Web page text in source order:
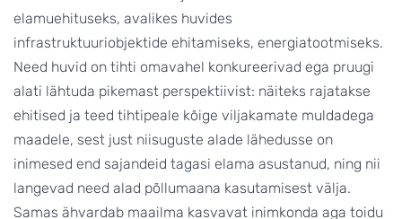
elamuehituseks, avalikes huvides
infrastruktuuriobjektide ehitamiseks, energiatootmiseks.
Need huvid on tihti omavahel konkureerivad ega pruugi
alati lähtuda pikemast perspektiivist: näiteks rajatakse
ehitised ja teed tihtipeale kõige viljakamate muldadega
maadele, sest just niisuguste alade lähedusse on
inimesed end sajandeid tagasi elama asustanud, ning nii
langevad need alad põllumaana kasutamisest välja.
Samas ähvardab maailma kasvavat inimkonda aga toidu